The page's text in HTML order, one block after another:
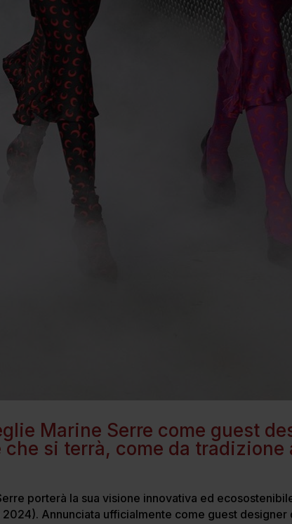
Marine Serre come guest
si terrà, come da tradizione
porterà la sua visione innovativa ed
2024). Annunciata ufficialmente come guest designer